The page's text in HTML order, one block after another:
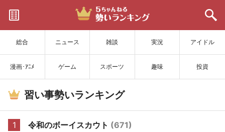
総合 ニュース 雑談 実況 アイドル
漫画･ｱﾆﾒ ゲーム スポーツ 趣味 投資
サイトを更新
習い事勢いランキング
1 令和のボーイスカウト (671)